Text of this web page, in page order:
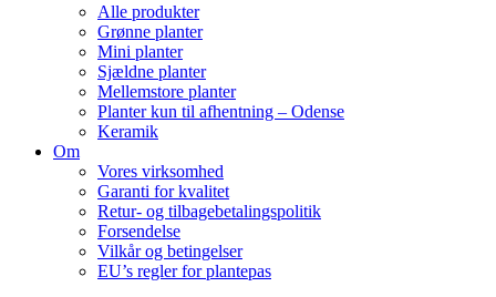
Alle produkter
Grønne planter
Mini planter
Sjældne planter
Mellemstore planter
Planter kun til afhentning – Odense
Keramik
Om
Vores virksomhed
Garanti for kvalitet
Retur- og tilbagebetalingspolitik
Forsendelse
Vilkår og betingelser
EU’s regler for plantepas